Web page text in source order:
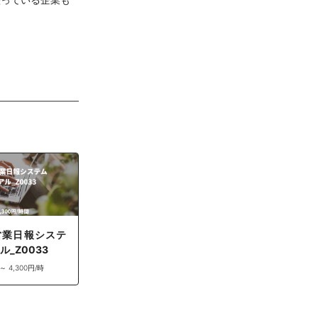
日報システ
ル_Z0033
4,300円/時